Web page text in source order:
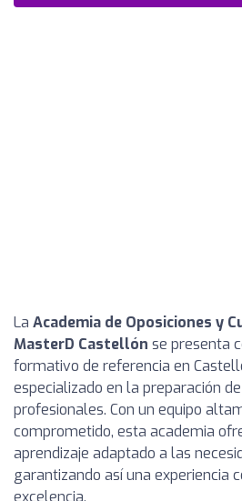
La Academia de Oposiciones y
MasterD Castellón se presenta
formativo de referencia en
especializado en la preparación
profesionales. Con un equipo
comprometido, esta academia
aprendizaje adaptado a las
garantizando así una experiencia
excelencia.